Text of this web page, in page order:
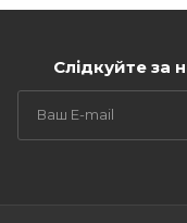
Слідкуйте за